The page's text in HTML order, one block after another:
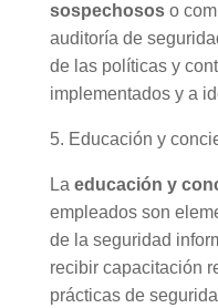
sospechososo
auditoría de
de las políticas y
implementados y a
5. Educación y
La educación y
empleados son
de la seguridad
recibir capacitación
prácticas de